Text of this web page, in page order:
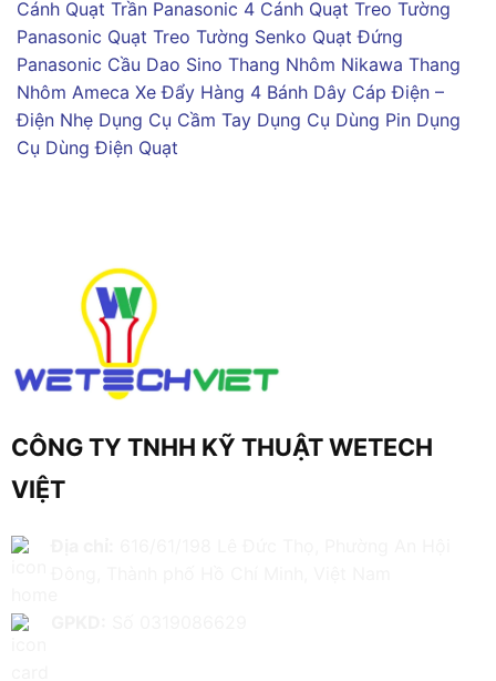
Cánh Quạt Trần Panasonic 4 Cánh Quạt Treo Tường
Panasonic Quạt Treo Tường Senko Quạt Đứng
Panasonic Cầu Dao Sino Thang Nhôm Nikawa Thang
Nhôm Ameca Xe Đẩy Hàng 4 Bánh Dây Cáp Điện –
Điện Nhẹ Dụng Cụ Cầm Tay Dụng Cụ Dùng Pin Dụng
Cụ Dùng Điện Quạt
CÔNG TY TNHH KỸ THUẬT WETECH
VIỆT